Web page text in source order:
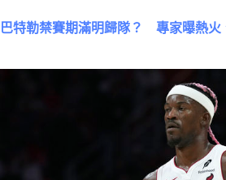
巴特勒禁賽期滿明歸隊？ 專家曝熱火